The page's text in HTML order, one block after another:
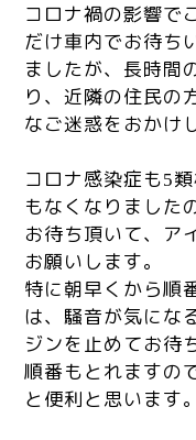
コロナ禍の影響で
だけ車内でお待ち
ましたが、長時間
り、近隣の住民の
なご迷惑をおかけ
コロナ感染症も5
もなくなりました
お待ち頂いて、ア
お願いします。
特に朝早くから順
は、騒音が気にな
ジンを止めてお待
順番もとれますの
と便利と思います。